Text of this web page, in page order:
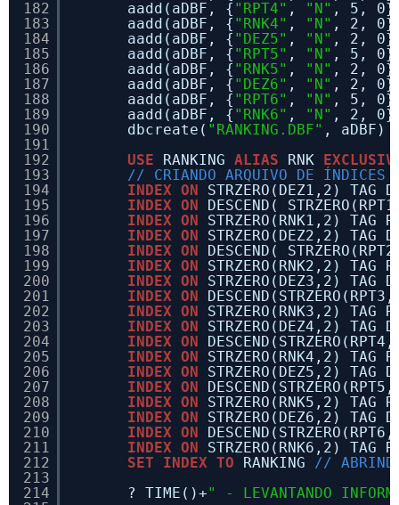
182
183
184
185
186
187
188
189
190
191
192
193
194
195
196
197
198
199
200
201
202
203
204
205
206
207
208
209
210
211
212
213
214
aadd(aDBF, { "RPT4" , "N" , 5,
aadd(aDBF, { "RNK4" , "N" , 2,
aadd(aDBF, { "DEZ5" , "N" , 2,
aadd(aDBF, { "RPT5" , "N" , 5,
aadd(aDBF, { "RNK5" , "N" , 2,
aadd(aDBF, { "DEZ6" , "N" , 2,
aadd(aDBF, { "RPT6" , "N" , 5,
aadd(aDBF, { "RNK6" , "N" , 2,
dbcreate( "RANKING.DBF" , aDBF)
USE
RANKING ALIAS RNK
// CRIANDO ARQUIVO DE ÍNDICES
INDEX ON
STRZERO(DEZ1,2) TAG
INDEX ON
DESCEND(
INDEX ON
STRZERO(RNK1,2) TAG
INDEX ON
STRZERO(DEZ2,2) TAG
INDEX ON
DESCEND(
INDEX ON
STRZERO(RNK2,2) TAG
INDEX ON
STRZERO(DEZ3,2) TAG
INDEX ON
INDEX ON
STRZERO(RNK3,2) TAG
INDEX ON
STRZERO(DEZ4,2) TAG
INDEX ON
INDEX ON
STRZERO(RNK4,2) TAG
INDEX ON
STRZERO(DEZ5,2) TAG
INDEX ON
INDEX ON
STRZERO(RNK5,2) TAG
INDEX ON
STRZERO(DEZ6,2) TAG
INDEX ON
INDEX ON
STRZERO(RNK6,2) TAG
SET
INDEX TO RANKING //
? TIME()+" - LEVANTANDO